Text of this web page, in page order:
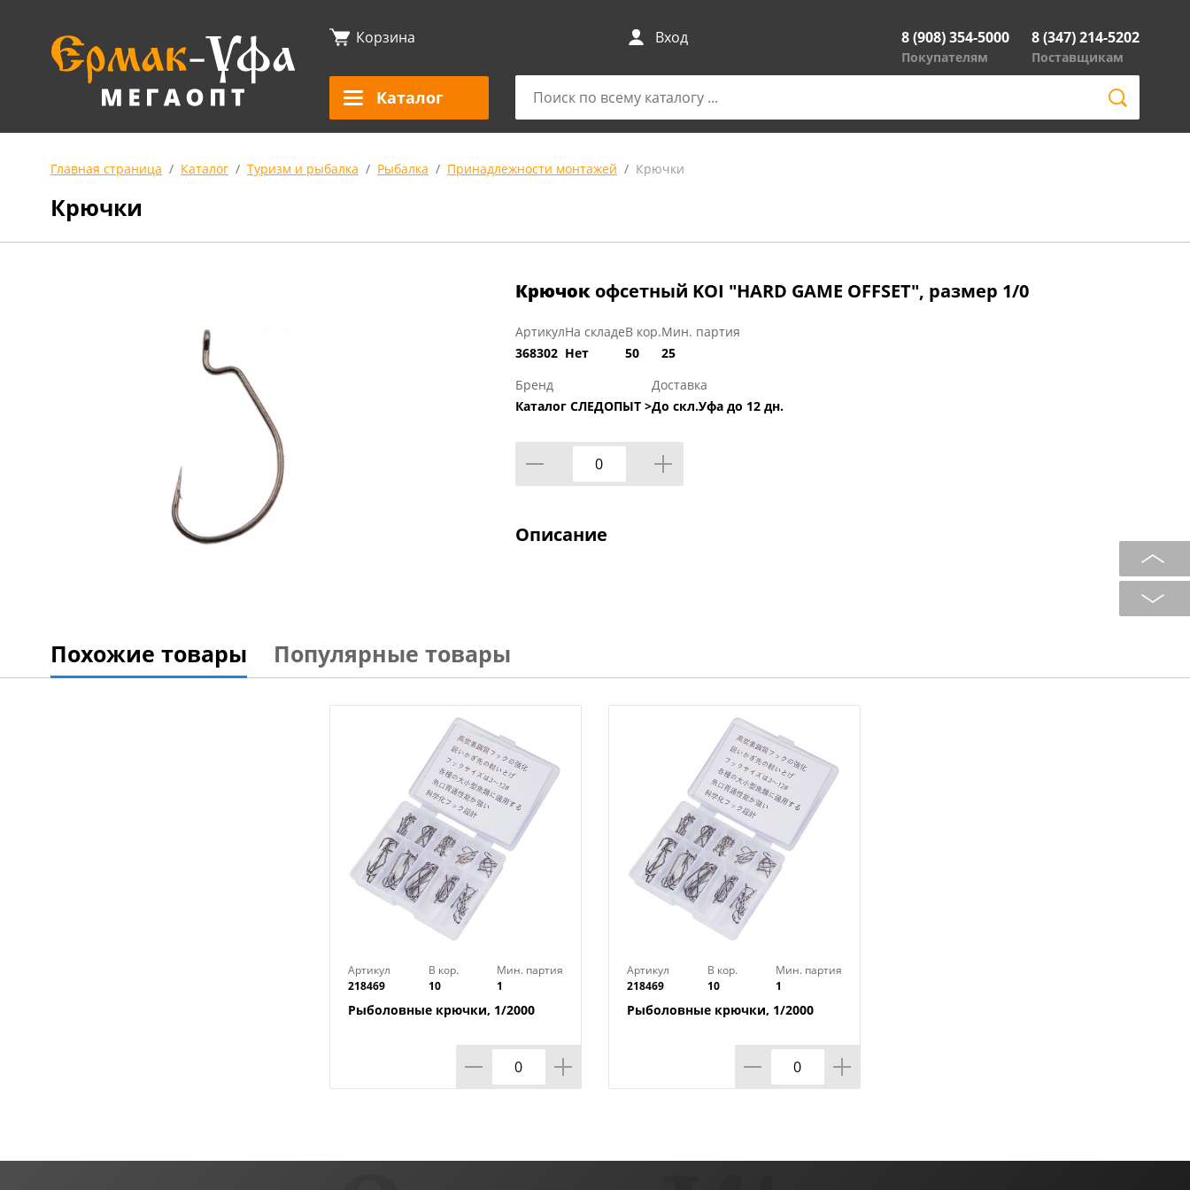
Корзина Вход 8 (908) 354-5000
Покупателям
8 (347) 214-5202
Поставщикам
Каталог
Главная страница Каталог Туризм и рыбалка Рыбалка Принадлежности монтажей Крючки
Крючки
Крючок офсетный KOI "HARD GAME OFFSET", размер 1/0
Артикул
368302
На складе
Нет
В кор.
50
Мин. партия
25
Бренд
Каталог СЛЕДОПЫТ >
Доставка
До скл.Уфа до 12 дн.
Описание
Похожие товары Популярные товары
Артикул
218469
В кор.
10
Мин. партия
1
Рыболовные крючки, 1/2000
Артикул
218469
В кор.
10
Мин. партия
1
Рыболовные крючки, 1/2000